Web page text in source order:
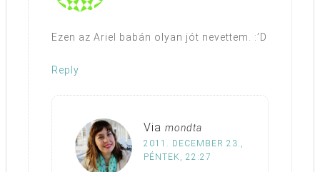
Ezen az Ariel babán olyan jót nevettem. :’D
Reply
Via mondta
2011. DECEMBER 23.,
PÉNTEK, 22:27